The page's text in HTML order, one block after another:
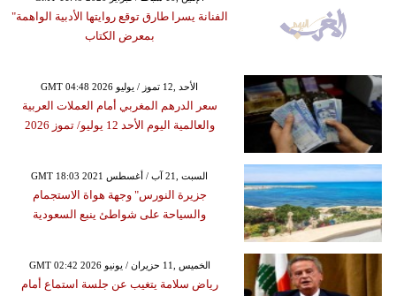
الفنانة يسرا طارق توقع روايتها الأدبية الواهمة"
بمعرض الكتاب
GMT 04:48 2026 الأحد ,12 تموز / يوليو
سعر الدرهم المغربي أمام العملات العربية
والعالمية اليوم الأحد 12 يوليو/ تموز 2026
GMT 18:03 2021 السبت ,21 آب / أغسطس
جزيرة النورس" وجهة هواة الاستجمام
والسياحة على شواطئ ينبع السعودية
GMT 02:42 2026 الخميس ,11 حزيران / يونيو
رياض سلامة يتغيب عن جلسة استماع أمام